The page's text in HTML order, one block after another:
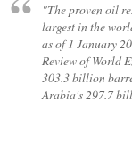
"The proven oil
largest in the
as of 1 January
Review of World
303.3 billion
Arabia's 297.7